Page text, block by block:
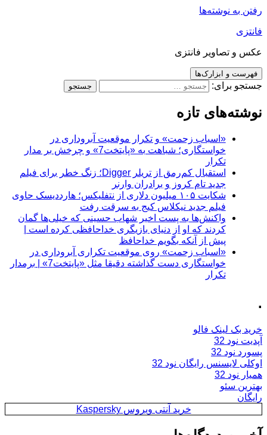
رفتن به نوشته‌ها
فانتزی
عکس و تصاویر فانتزی
فهرست و ابزارک‌ها
جستجو برای:
نوشته‌های تازه
«اسباب زحمت» و تکرار موقعیت آبروداری در
خواستگاری؛ شباهت به «پایتخت7» و چرخش بر مدار
تکرار
استقبال کم‌رمق از تریلر Digger؛ زنگ خطر برای فیلم
جدید تام کروز و برادران وارنر
شکایت ۱۰۵ میلیون دلاری از نتفلیکس؛ هارددیسک حاوی
فیلم جدید نیکلاس کیج به سرقت رفت
واکنش‌ها به پست اخیر شهاب حسینی که خیلی‌ها گمان
کردند که او از دنیای بازیگری خداحافظی کرده است |
پیش از آنکه بگویم خداحافظ
«اسباب زحمت» روی موقعیت تکراری آبروداری در
خواستگاری دست گذاشته دقیقا مثل «پایتخت7» | برمدار
تکرار
.
خرید بک لینک فالو
آپدیت نود 32
پسورد نود 32
اوکلی لایسنس رایگان نود 32
همیار نود 32
بهترین سئو
رایگان
خرید آنتی ویروس Kaspersky